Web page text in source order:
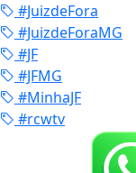
#JuizdeFora
#JuizdeForaMG
#JF
#JFMG
#MinhaJF
#rcwtv